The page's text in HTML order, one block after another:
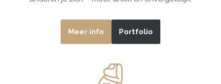
Meer info Portfolio